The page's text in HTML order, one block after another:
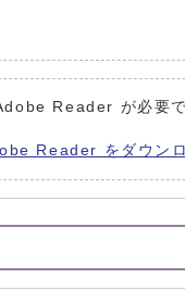
Reader が必要
Reader をダウンロ